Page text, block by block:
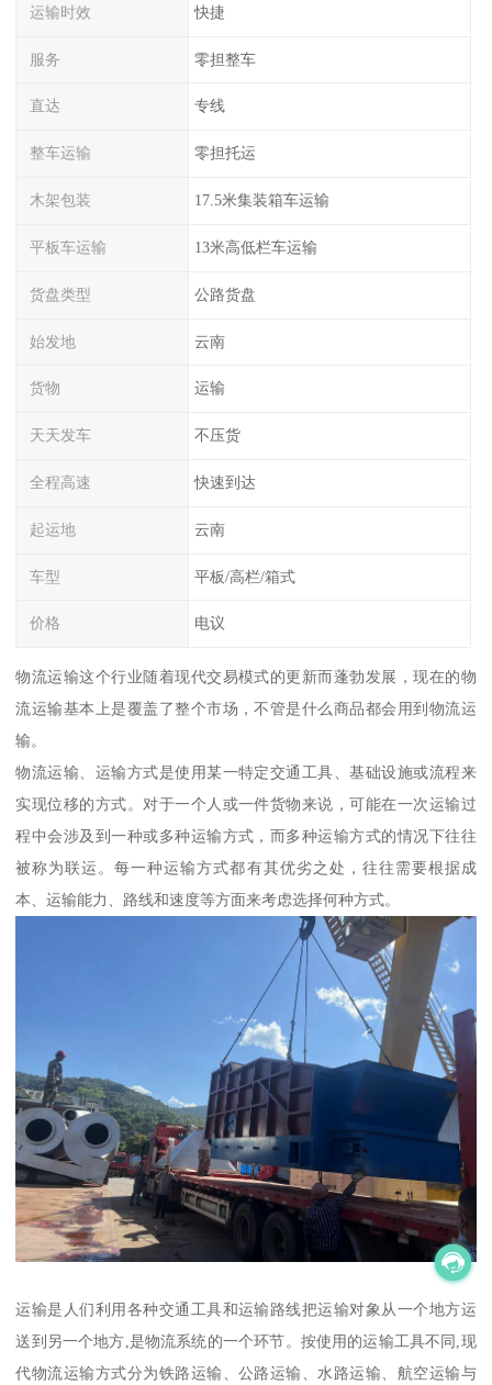
运输时效 快捷
服务 零担整车
直达 专线
整车运输 零担托运
木架包装 17.5米集装箱车运输
平板车运输 13米高低栏车运输
货盘类型 公路货盘
始发地 云南
货物 运输
天天发车 不压货
全程高速 快速到达
起运地 云南
车型 平板/高栏/箱式
价格 电议
物流运输这个行业随着现代交易模式的更新而蓬勃发展，现在的物
流运输基本上是覆盖了整个市场，不管是什么商品都会用到物流运
输。
物流运输、运输方式是使用某一特定交通工具、基础设施或流程来
实现位移的方式。对于一个人或一件货物来说，可能在一次运输过
程中会涉及到一种或多种运输方式，而多种运输方式的情况下往往
被称为联运。每一种运输方式都有其优劣之处，往往需要根据成
本、运输能力、路线和速度等方面来考虑选择何种方式。
运输是人们利用各种交通工具和运输路线把运输对象从一个地方运
送到另一个地方,是物流系统的一个环节。按使用的运输工具不同,现
代物流运输方式分为铁路运输、公路运输、水路运输、航空运输与